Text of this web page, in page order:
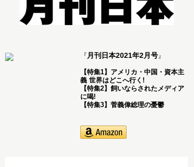
『 月刊日本2021年2月号』
【特集1】アメリカ・中国・資本主
義 世界はどこへ行く!
【特集2】飼いならされたメディア
に喝!
【特集3】菅義偉総理の憂鬱